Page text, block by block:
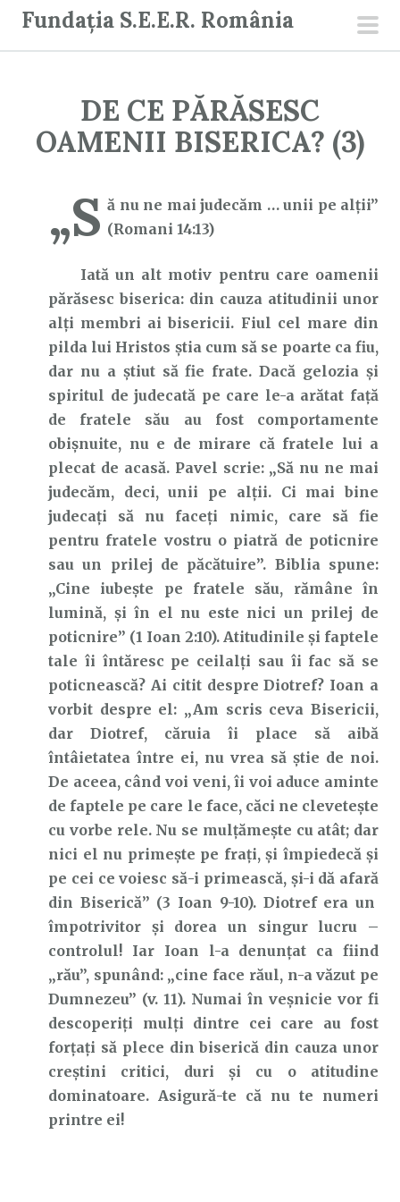
Fundația S.E.E.R. România
DE CE PĂRĂSESC
OAMENII BISERICA? (3)
„S ă nu ne mai judecăm … unii pe alții”
(Romani 14:13)
Iată un alt motiv pentru care oamenii
părăsesc biserica: din cauza atitudinii unor
alți membri ai bisericii. Fiul cel mare din
pilda lui Hristos știa cum să se poarte ca fiu,
dar nu a știut să fie frate. Dacă gelozia și
spiritul de judecată pe care le-a arătat față
de fratele său au fost comportamente
obișnuite, nu e de mirare că fratele lui a
plecat de acasă. Pavel scrie: „Să nu ne mai
judecăm, deci, unii pe alții. Ci mai bine
judecați să nu faceți nimic, care să fie
pentru fratele vostru o piatră de poticnire
sau un prilej de păcătuire”. Biblia spune:
„Cine iubește pe fratele său, rămâne în
lumină, și în el nu este nici un prilej de
poticnire” (1 Ioan 2:10). Atitudinile și faptele
tale îi întăresc pe ceilalți sau îi fac să se
poticnească? Ai citit despre Diotref? Ioan a
vorbit despre el: „Am scris ceva Bisericii,
dar Diotref, căruia îi place să aibă
întâietatea între ei, nu vrea să știe de noi.
De aceea, când voi veni, îi voi aduce aminte
de faptele pe care le face, căci ne clevetește
cu vorbe rele. Nu se mulțămește cu atât; dar
nici el nu primește pe frați, și împiedecă și
pe cei ce voiesc să-i primească, și-i dă afară
din Biserică” (3 Ioan 9-10). Diotref era un
împotrivitor și dorea un singur lucru –
controlul! Iar Ioan l-a denunțat ca fiind
„rău”, spunând: „cine face răul, n-a văzut pe
Dumnezeu” (v. 11). Numai în veșnicie vor fi
descoperiți mulți dintre cei care au fost
forțați să plece din biserică din cauza unor
creștini critici, duri și cu o atitudine
dominatoare. Asigură-te că nu te numeri
printre ei!